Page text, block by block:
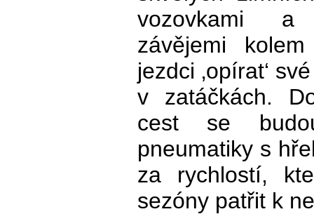
vozovkami a
závějemi
jezdci ‚opírat‘
v zatáčkách.
cest se
pneumatiky s
za rychlostí,
sezóny patřit k